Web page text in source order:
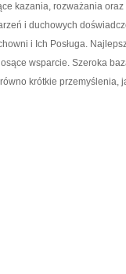
kazania, rozważania
i duchowych
i Ich Posługa.
wsparcie. Szeroka
krótkie przemyślenia,